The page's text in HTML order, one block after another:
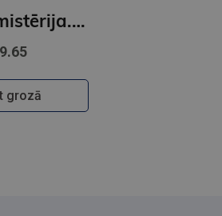
Muižas mistērija. Vakara detektīvs
grozā